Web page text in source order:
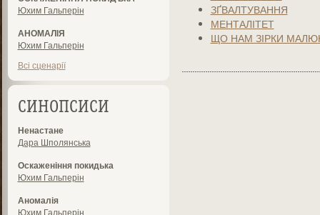
Юхим Гальперін
АНОМАЛІЯ
Юхим Гальперін
Всі сценарії
СИНОПСИСИ
Ненастане
Дара Шполянська
Оскаженіння покидька
Юхим Гальперін
Аномалія
Юхим Гальперін
ЗҐВАЛТУВАННЯ
МЕНТАЛІТЕТ
ЩО НАМ ЗІРКИ